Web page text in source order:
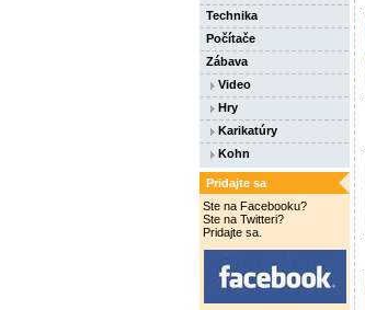
Technika
Počítače
Zábava
Video
Hry
Karikatúry
Kohn
Pridajte sa
Ste na Facebooku?
Ste na Twitteri?
Pridajte sa.